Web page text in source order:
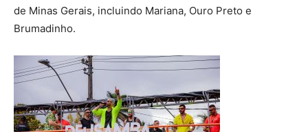
de Minas Gerais, incluindo Mariana, Ouro Preto e
Brumadinho.